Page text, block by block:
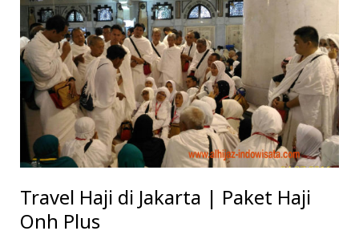
Travel Haji di Jakarta | Paket Haji
Onh Plus
Haji
di
Jakarta
|
Paket
Haji
Onh
Plus